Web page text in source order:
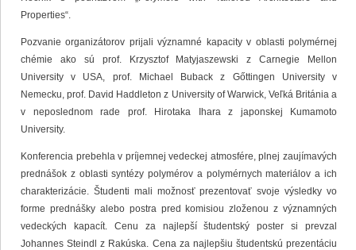
Properties“.
Pozvanie organizátorov prijali významné kapacity v oblasti polymérnej
chémie ako sú prof. Krzysztof Matyjaszewski z Carnegie Mellon
University v USA, prof. Michael Buback z Gőttingen University v
Nemecku, prof. David Haddleton z University of Warwick, Veľká Británia a
v neposlednom rade prof. Hirotaka Ihara z japonskej Kumamoto
University.
Konferencia prebehla v príjemnej vedeckej atmosfére, plnej zaujímavých
prednášok z oblasti syntézy polymérov a polymérnych materiálov a ich
charakterizácie. Študenti mali možnosť prezentovať svoje výsledky vo
forme prednášky alebo postra pred komisiou zloženou z významných
vedeckých kapacít. Cenu za najlepší študentský poster si prevzal
Johannes Steindl z Rakúska. Cena za najlepšiu študentskú prezentáciu